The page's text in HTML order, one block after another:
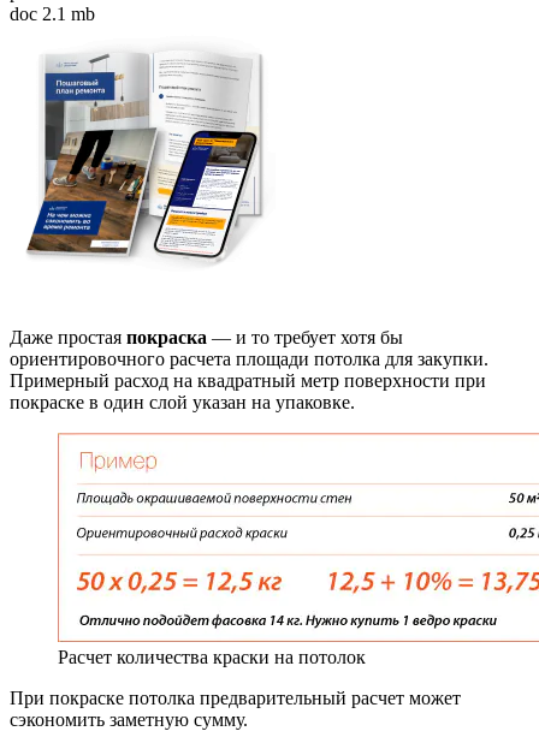
doc 2.1 mb
Даже простая покраска — и то требует хотя бы
ориентировочного расчета площади потолка для закупки.
Примерный расход на квадратный метр поверхности при
покраске в один слой указан на упаковке.
Расчет количества краски на потолок
При покраске потолка предварительный расчет может
сэкономить заметную сумму.